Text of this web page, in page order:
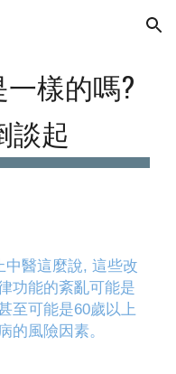
Skip to navigation
樣的嗎?
談起
中醫這麼說, 這些改
功能的紊亂可能是
至可能是60歲以上
的風險因素。